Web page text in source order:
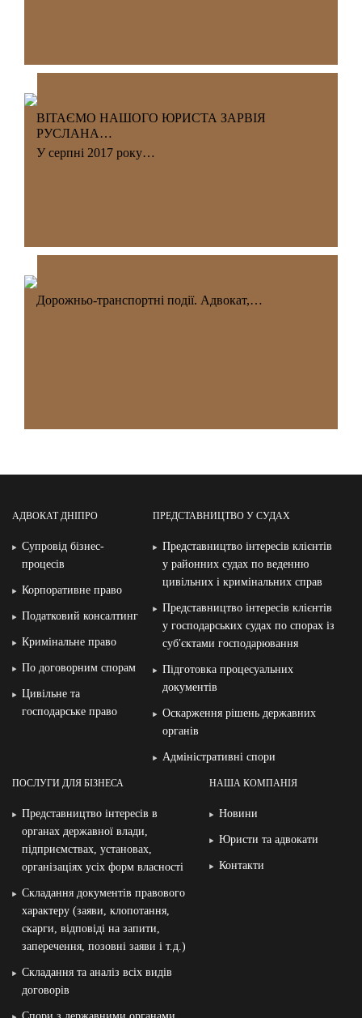
ВІТАЄМО НАШОГО ЮРИСТА ЗАРВІЯ
РУСЛАНА…
У серпні 2017 року…
Дорожньо-транспортні події. Адвокат,…
АДВОКАТ ДНІПРО
Супровід бізнес-
процесів
Корпоративне право
Податковий консалтинг
Кримінальне право
По договорним спорам
Цивільне та
господарське право
ПРЕДСТАВНИЦТВО У СУДАХ
Представництво інтересів клієнтів
у районних судах по веденню
цивільних і кримінальних справ
Представництво інтересів клієнтів
у господарських судах по спорах із
суб′єктами господарювання
Підготовка процесуальних
документів
Оскарження рішень державних
органів
Адміністративні спори
ПОСЛУГИ ДЛЯ БІЗНЕСА
Представництво інтересів в
органах державної влади,
підприємствах, установах,
організаціях усіх форм власності
Складання документів правового
характеру (заяви, клопотання,
скарги, відповіді на запити,
заперечення, позовні заяви і т.д.)
Складання та аналіз всіх видів
договорів
Спори з державними органами,
НАША КОМПАНІЯ
Новини
Юристи та адвокати
Контакти